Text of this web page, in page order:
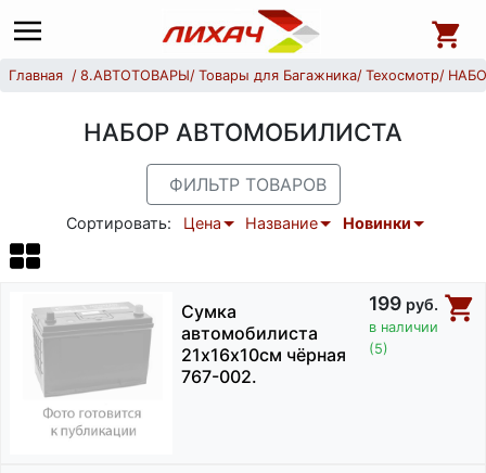
Главная 8.АВТОТОВАРЫ Товары для Багажника Техосмотр
НАБОР АВТОМОБИЛИСТА
ФИЛЬТР ТОВАРОВ
Сортировать: Цена Название Новинки
Сумка
автомобилиста
21х16х10см чёрная
767-002.
199 руб.
в наличии
(5)